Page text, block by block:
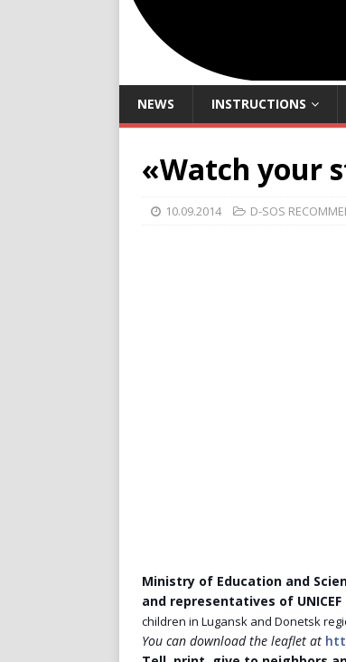
NEWS INSTRUCTIONS
«Watch your
10.09.2014 D-SOS
Ministry of Education and
and representatives of
children in Lugansk and Donetsk
You can download the leaflet at